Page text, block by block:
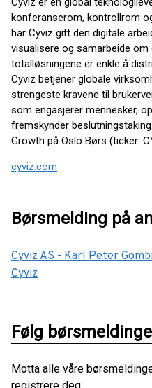
konferanserom, kontrollrom
har Cyviz gitt den digitale
visualisere og samarbeide om
totalløsningene er enkle å
Cyviz betjener globale
strengeste kravene til
som engasjerer mennesker,
fremskynder
Growth på Oslo Børs (ticker:
cyviz.com
Børsmelding på
Cyviz AS - Karl Peter
Cyviz
Følg
Motta alle våre